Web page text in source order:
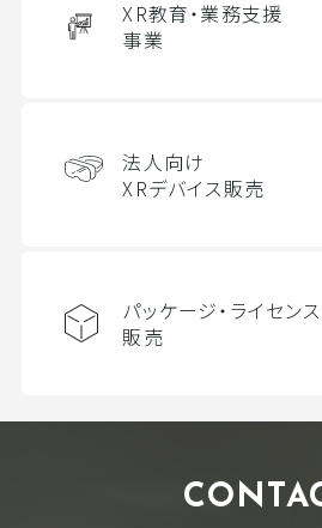
XR教育・業務支援
事業
法人向け
XRデバイス販売
パッケージ・ライセンス
販売